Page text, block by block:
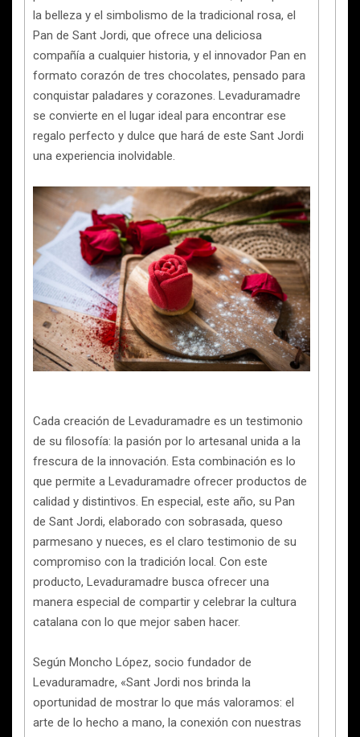
la belleza y el simbolismo de la tradicional rosa, el
Pan de Sant Jordi, que ofrece una deliciosa
compañía a cualquier historia, y el innovador Pan en
formato corazón de tres chocolates, pensado para
conquistar paladares y corazones. Levaduramadre
se convierte en el lugar ideal para encontrar ese
regalo perfecto y dulce que hará de este Sant Jordi
una experiencia inolvidable.
Cada creación de Levaduramadre es un testimonio
de su filosofía: la pasión por lo artesanal unida a la
frescura de la innovación. Esta combinación es lo
que permite a Levaduramadre ofrecer productos de
calidad y distintivos. En especial, este año, su Pan
de Sant Jordi, elaborado con sobrasada, queso
parmesano y nueces, es el claro testimonio de su
compromiso con la tradición local. Con este
producto, Levaduramadre busca ofrecer una
manera especial de compartir y celebrar la cultura
catalana con lo que mejor saben hacer.
Según Moncho López, socio fundador de
Levaduramadre, «Sant Jordi nos brinda la
oportunidad de mostrar lo que más valoramos: el
arte de lo hecho a mano, la conexión con nuestras